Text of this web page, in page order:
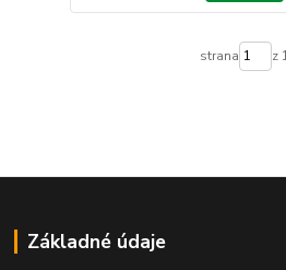
strana z
Základné údaje